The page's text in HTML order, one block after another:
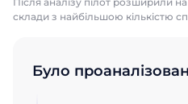
склади з найбільшою кількістю
Було